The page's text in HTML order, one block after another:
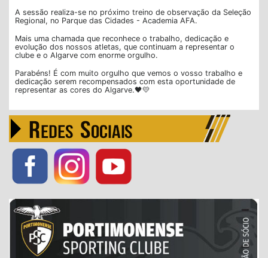
A sessão realiza-se no próximo treino de observação da Seleção
Regional, no Parque das Cidades - Academia AFA.
Mais uma chamada que reconhece o trabalho, dedicação e
evolução dos nossos atletas, que continuam a representar o
clube e o Algarve com enorme orgulho.
Parabéns! É com muito orgulho que vemos o vosso trabalho e
dedicação serem recompensados com esta oportunidade de
representar as cores do Algarve.🖤💛